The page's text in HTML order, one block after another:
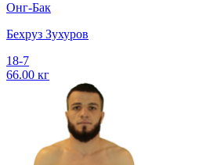
Онг-Бак
Бехруз Зухуров
18-7
66.00 кг